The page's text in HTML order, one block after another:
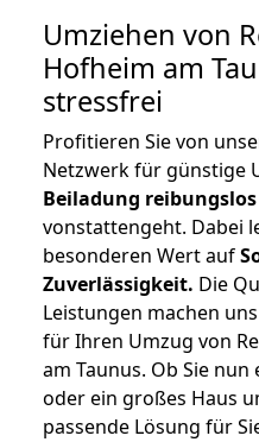
Umziehen von
Hofheim am
stressfrei
Profitieren Sie von
Netzwerk für günstige
Beiladung
vonstattengeht. Dabei
besonderen Wert auf
Zuverlässigkeit. Die
Leistungen machen
für Ihren Umzug von
am Taunus. Ob Sie
oder ein großes Haus
passende Lösung für